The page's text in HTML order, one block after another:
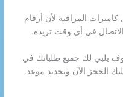
المراقبة لأن أرقام
في أي وقت تريده.
يلبي لك جميع طلباتك في
الحجز الآن وتحديد موعد.